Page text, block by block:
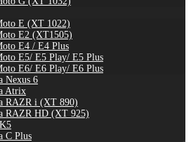
E (XT 1022)
E2 (XT1505)
E4 / E4 Plus
E5/ E5 Play/ E5 Plus
E6/ E6 Play/ E6 Plus
Nexus 6
Atrix
RAZR i (XT 890)
RAZR HD (XT 925)
C Plus